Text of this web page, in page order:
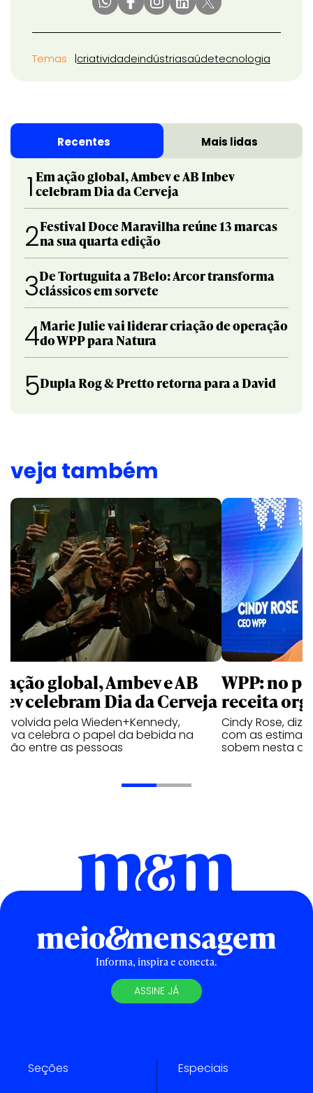
Temas criatividadeindústriasaúdetecnologia
Recentes Mais lidas
1 Em ação global, Ambev e AB Inbev
celebram Dia da Cerveja
2Festival Doce Maravilha reúne 13 marcas
na sua quarta edição
3De Tortuguita a 7Belo: Arcor transforma
clássicos em sorvete
4Marie Julie vai liderar criação de operação
do WPP para Natura
5Dupla Rog & Pretto retorna para a David
veja também
ação global, Ambev e AB
celebram Dia da Cerveja
pela Wieden+Kennedy,
celebra o papel da bebida na
entre as pessoas
WPP: no
receita
Cindy Rose, diz
com as
sobem nesta
Informa, inspira e conecta.
ASSINE JÁ
Seções Especiais